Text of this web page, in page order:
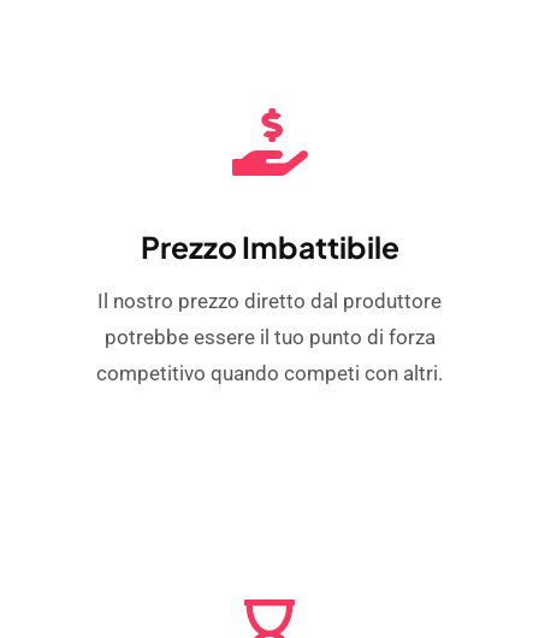
Prezzo Imbattibile
Il nostro prezzo diretto dal produttore
potrebbe essere il tuo punto di forza
competitivo quando competi con altri.